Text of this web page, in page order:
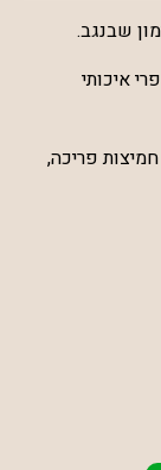
שבנגב.
איכותי
חמיצות פריכה,